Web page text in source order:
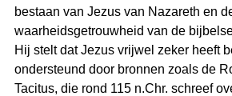
bestaan van Jezus van Nazareth en
waarheidsgetrouwheid van de
Hij stelt dat Jezus vrijwel zeker heeft
ondersteund door bronnen zoals de
Tacitus, die rond 115 n.Chr. schreef